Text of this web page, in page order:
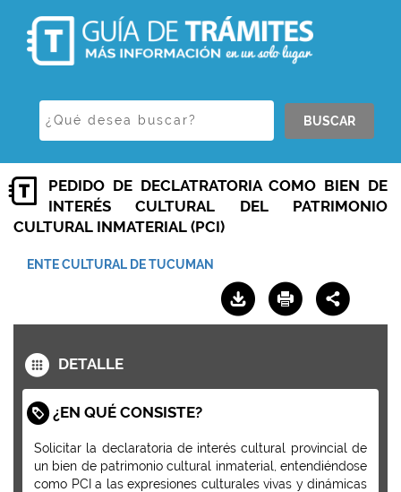
BUSCAR
PEDIDO DE DECLATRATORIA COMO BIEN DE
INTERÉS CULTURAL DEL PATRIMONIO
CULTURAL INMATERIAL (PCI)
ENTE CULTURAL DE TUCUMAN
DETALLE
¿EN QUÉ CONSISTE?
Solicitar la declaratoria de interés cultural provincial de
un bien de patrimonio cultural inmaterial, entendiéndose
como PCI a las expresiones culturales vivas y dinámicas